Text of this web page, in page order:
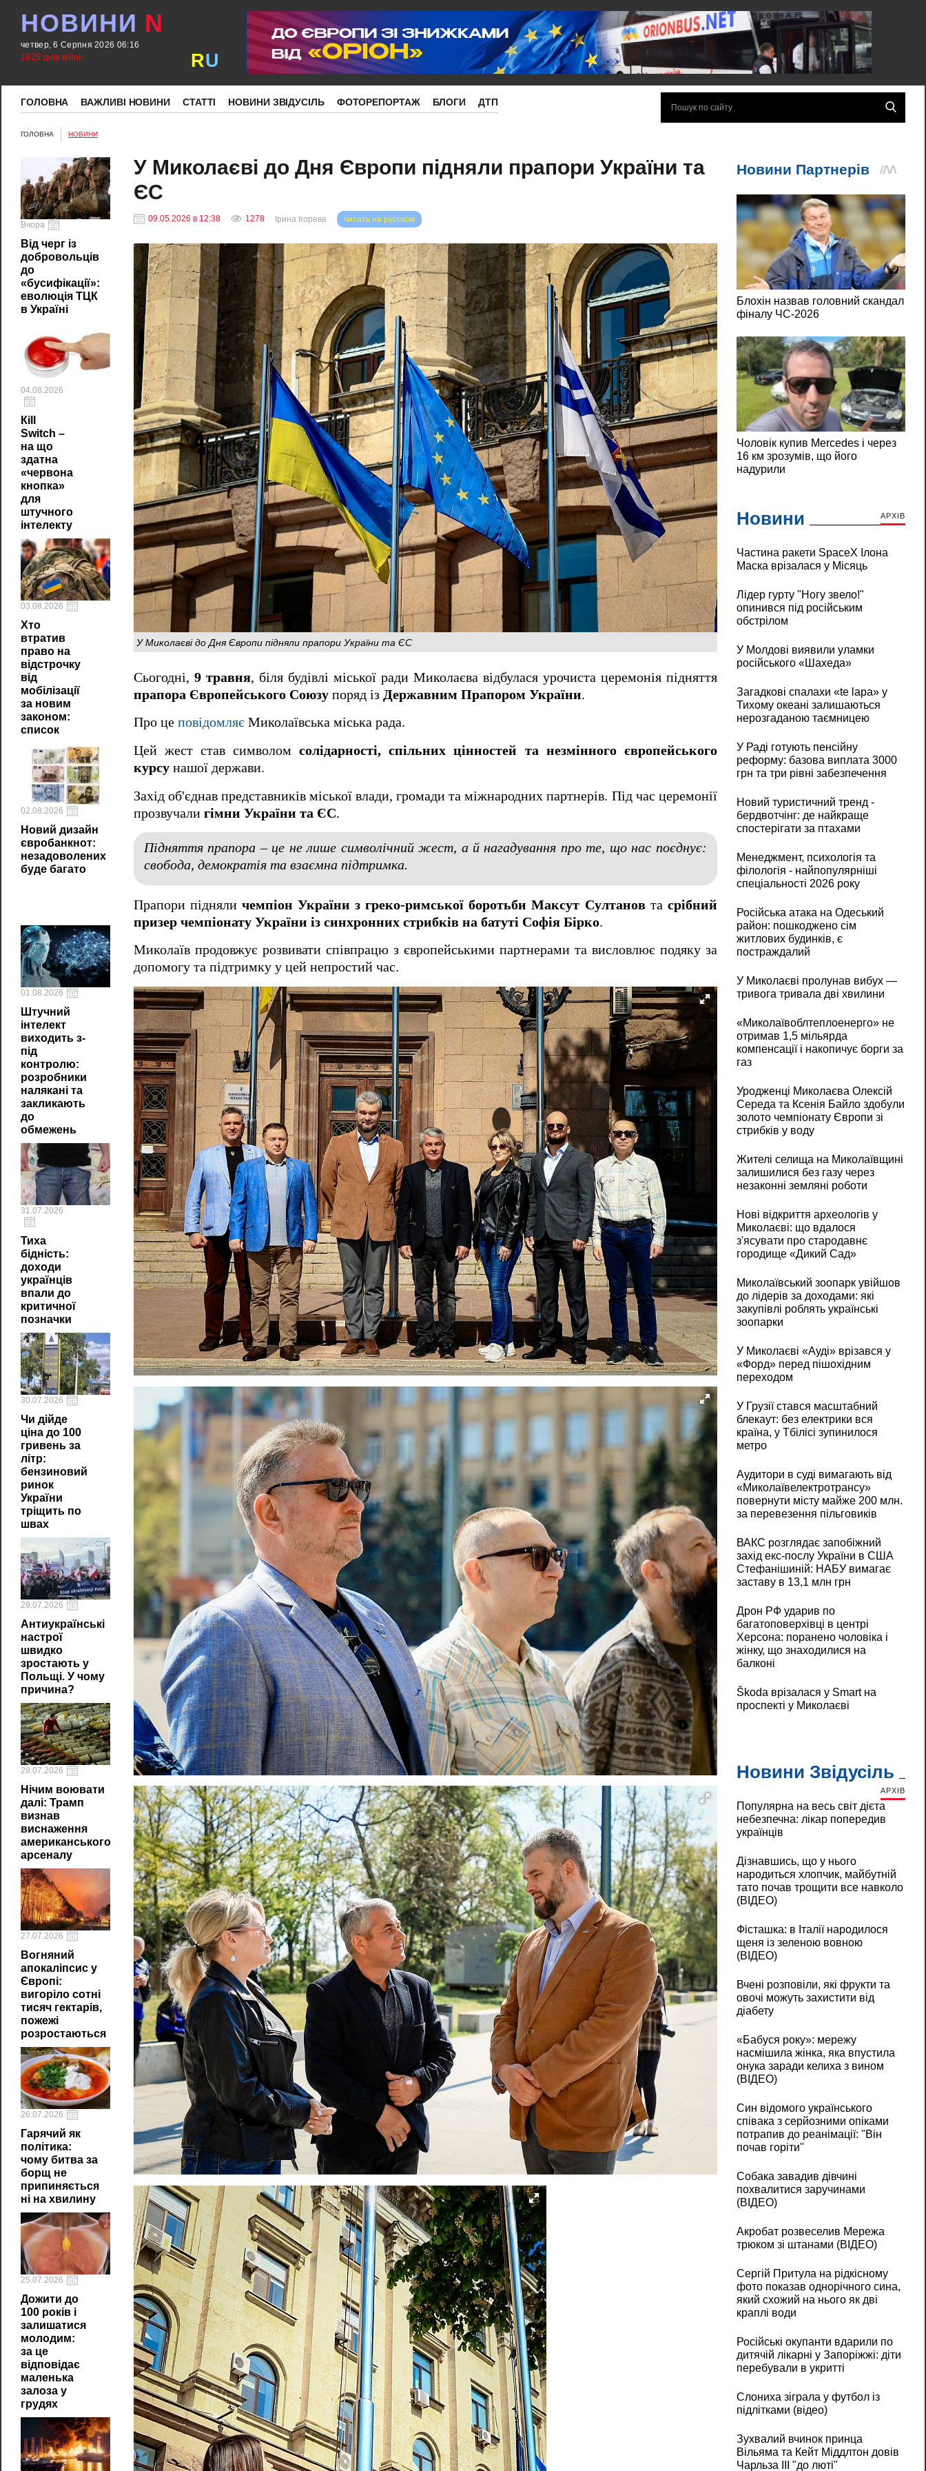
НОВИНИ N
четвер, 6 Серпня 2026 06:16
1625 днів війни
RU
ГОЛОВНА ВАЖЛИВІ НОВИНИ СТАТТІ НОВИНИ ЗВІДУСІЛЬ ФОТОРЕПОРТАЖ БЛОГИ ДТП
ГОЛОВНА НОВИНИ
Вчора
Від черг із
добровольців
до
«бусифікації»:
еволюція ТЦК
в Україні
04.08.2026
Кill
Switch –
на що
здатна
«червона
кнопка»
для
штучного
інтелекту
03.08.2026
Хто
втратив
право на
відстрочку
від
мобілізації
за новим
законом:
список
02.08.2026
Новий дизайн
євробанкнот:
незадоволених
буде багато
01.08.2026
Штучний
інтелект
виходить з-
під
контролю:
розробники
налякані та
закликають
до
обмежень
31.07.2026
Тиха
бідність:
доходи
українців
впали до
критичної
позначки
30.07.2026
Чи дійде
ціна до 100
гривень за
літр:
бензиновий
ринок
України
тріщить по
швах
29.07.2026
Антиукраїнські
настрої
швидко
зростають у
Польщі. У чому
причина?
28.07.2026
Нічим воювати
далі: Трамп
визнав
виснаження
американського
арсеналу
27.07.2026
Вогняний
апокаліпсис у
Європі:
вигоріло сотні
тисяч гектарів,
пожежі
розростаються
26.07.2026
Гарячий як
політика:
чому битва за
борщ не
припиняється
ні на хвилину
25.07.2026
Дожити до
100 років і
залишатися
молодим:
за це
відповідає
маленька
залоза у
грудях
У Миколаєві до Дня Європи підняли прапори України та
ЄС
09.05.2026 в 12:38 1278 читать на русском
Ірина Ігорева
У Миколаєві до Дня Європи підняли прапори України та ЄС
Сьогодні, 9 травня, біля будівлі міської ради Миколаєва відбулася урочиста церемонія підняття
прапора Європейського Союзу поряд із Державним Прапором України.
Про це повідомляє Миколаївська міська рада.
Цей жест став символомсолідарності, спільних цінностей та незмінного європейського
курсу нашої держави.
Захід об'єднав представників міської влади, громади та міжнародних партнерів. Під час церемонії
прозвучали гімни України та ЄС.
Підняття прапора – це не лише символічний жест, а й нагадування про те, що нас поєднує:
свобода, демократія та взаємна підтримка.
Прапори підняличемпіон України з греко-римської боротьби Максут Султановта срібний
призер чемпіонату України із синхронних стрибків на батуті Софія Бірко.
Миколаїв продовжує розвивати співпрацю з європейськими партнерами та висловлює подяку за
допомогу та підтримку у цей непростий час.
Новини АРХІВ
Частина ракети SpaceX Ілона
Маска врізалася у Місяць
Лідер гурту "Ногу звело!"
опинився під російським
обстрілом
У Молдові виявили уламки
російського «Шахеда»
Загадкові спалахи «te lapa» у
Тихому океані залишаються
нерозгаданою таємницею
У Раді готують пенсійну
реформу: базова виплата 3000
грн та три рівні забезпечення
Новий туристичний тренд -
бердвотчінг: де найкраще
спостерігати за птахами
Менеджмент, психологія та
філологія - найпопулярніші
спеціальності 2026 року
Російська атака на Одеський
район: пошкоджено сім
житлових будинків, є
постраждалий
У Миколаєві пролунав вибух —
тривога тривала дві хвилини
«Миколаївоблтеплоенерго» не
отримав 1,5 мільярда
компенсації і накопичує борги за
газ
Уродженці Миколаєва Олексій
Середа та Ксенія Байло здобули
золото чемпіонату Європи зі
стрибків у воду
Жителі селища на Миколаївщині
залишилися без газу через
незаконні земляні роботи
Нові відкриття археологів у
Миколаєві: що вдалося
з'ясувати про стародавнє
городище «Дикий Сад»
Миколаївський зоопарк увійшов
до лідерів за доходами: які
закупівлі роблять українські
зоопарки
У Миколаєві «Ауді» врізався у
«Форд» перед пішохідним
переходом
У Грузії стався масштабний
блекаут: без електрики вся
країна, у Тбілісі зупинилося
метро
Аудитори в суді вимагають від
«Миколаївелектротрансу»
повернути місту майже 200 млн.
за перевезення пільговиків
ВАКС розглядає запобіжний
захід екс-послу України в США
Стефанішиній: НАБУ вимагає
заставу в 13,1 млн грн
Дрон РФ ударив по
багатоповерхівці в центрі
Херсона: поранено чоловіка і
жінку, що знаходилися на
балконі
Škoda врізалася у Smart на
проспекті у Миколаєві
Новини Звідусіль
АРХІВ
Популярна на весь світ дієта
небезпечна: лікар попередив
українців
Дізнавшись, що у нього
народиться хлопчик, майбутній
тато почав трощити все навколо
(ВІДЕО)
Фісташка: в Італії народилося
щеня із зеленою вовною
(ВІДЕО)
Вчені розповіли, які фрукти та
овочі можуть захистити від
діабету
«Бабуся року»: мережу
насмішила жінка, яка впустила
онука заради келиха з вином
(ВІДЕО)
Син відомого українського
співака з серйозними опіками
потрапив до реанімації: "Він
почав горіти"
Собака завадив дівчині
похвалитися заручинами
(ВІДЕО)
Акробат розвеселив Мережа
трюком зі штанами (ВІДЕО)
Сергій Притула на рідкісному
фото показав однорічного сина,
який схожий на нього як дві
краплі води
Російські окупанти вдарили по
дитячій лікарні у Запоріжжі: діти
перебували в укритті
Слониха зіграла у футбол із
підлітками (відео)
Зухвалий вчинок принца
Вільяма та Кейт Міддлтон довів
Чарльза III "до люті"